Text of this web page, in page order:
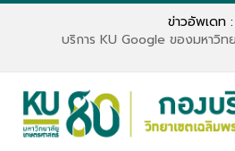
ข่าวอัพเดท :
บริการ KU Google ของมหาวิท